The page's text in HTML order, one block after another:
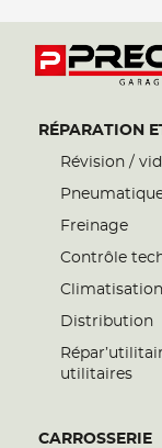
RÉPARATION
Révision /
Freinage
Contrôle
Climatisation
Distribution
utilitaires
CARROSSERIE